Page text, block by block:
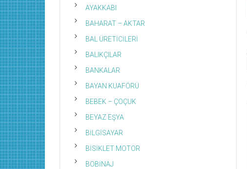
AYAKKABI
BAHARAT – AKTAR
BAL ÜRETİCİLERİ
BALIKÇILAR
BANKALAR
BAYAN KUAFÖRÜ
BEBEK – ÇOÇUK
BEYAZ EŞYA
BİLGİSAYAR
BİSİKLET MOTOR
BOBİNAJ